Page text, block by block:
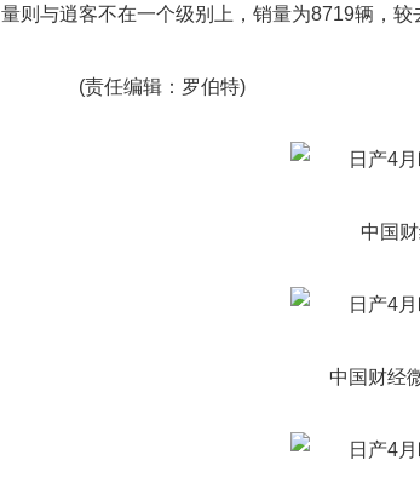
量则与逍客不在一个级别上，销量为8719辆，较
(责任编辑：罗伯特)
中国
中国财经